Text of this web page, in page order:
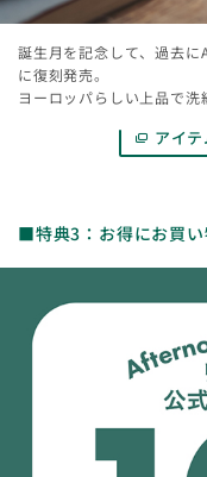
誕生月を記念して、過去
に復刻発売。
ヨーロッパらしい上品で洗
アイ
■特典3：お得にお買